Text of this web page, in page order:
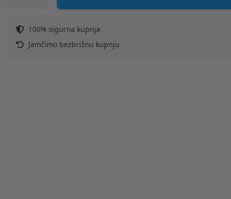
100% sigurna kupnja
Jamčimo bezbrižnu kupnju